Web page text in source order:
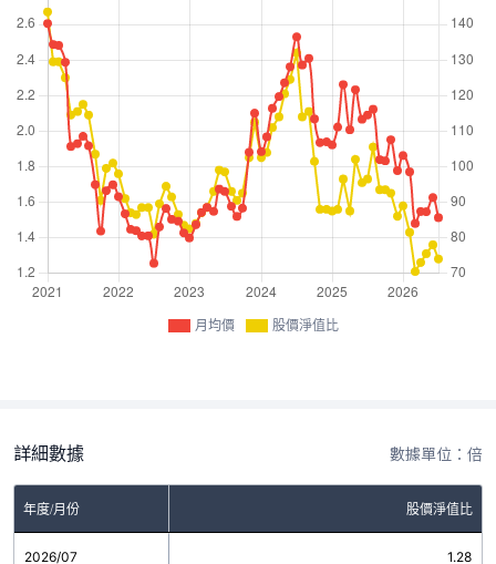
月均價 股價淨值比
詳細數據 數據單位：倍
年度/月份 股價淨值比
2026/07 1.28